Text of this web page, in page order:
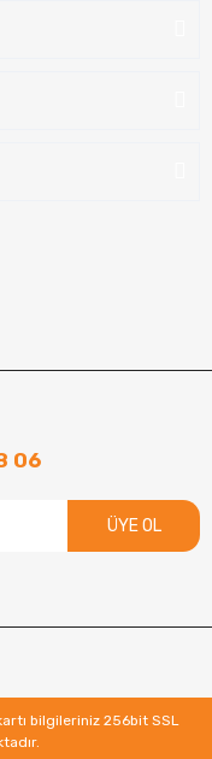
06
ÜYE OL
bilgileriniz 256bit SSL